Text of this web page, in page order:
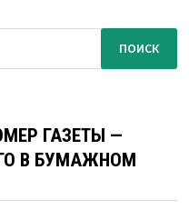
ГАЗЕТЫ —
В БУМАЖНОМ